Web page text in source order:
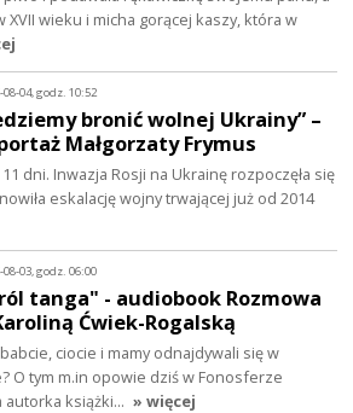
XVII wieku i micha gorącej kaszy, która w
08-04, godz. 10:52
bronić wolnej Ukrainy” –
Małgorzaty Frymus
dni. Inwazja Rosji na Ukrainę rozpoczęła się
eskalację wojny trwającej już od 2014
08-03, godz. 06:00
tanga" - audiobook Rozmowa
Ćwiek-Rogalską
ciocie i mamy odnajdywali się w
O tym m.in opowie dziś w Fonosferze
autorka książki… » więcej